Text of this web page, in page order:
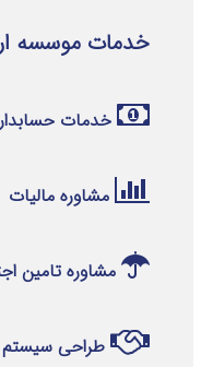
خدمات موسسه
خدمات
مشاوره مالیات
مشاوره تامین
طراحی سیستم